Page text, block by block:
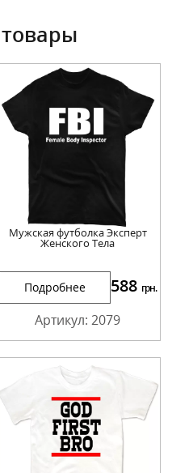
Мужская футболка Эксперт
Женского Тела
Подробнее 588 грн.
Артикул: 2079